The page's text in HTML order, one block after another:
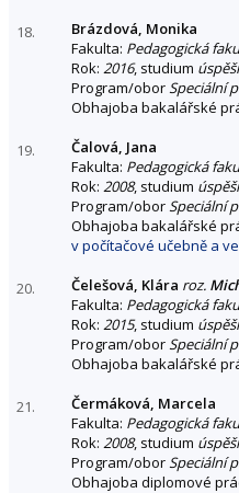
18.
Brázdová, Monika
Fakulta: Pedagogická
Rok: 2016, studium
Program/oborSpeciální
Obhajoba bakalářské
19.
Čalová, Jana
Fakulta: Pedagogická
Rok: 2008, studium
Program/oborSpeciální
Obhajoba bakalářské
v počítačové učebně a
20. Čelešová, Klára roz.
Fakulta: Pedagogická
Rok: 2015, studium
Program/oborSpeciální
Obhajoba bakalářské
21.
Čermáková, Marcela
Fakulta: Pedagogická
Rok: 2008, studium
Program/oborSpeciální
Obhajoba diplomové